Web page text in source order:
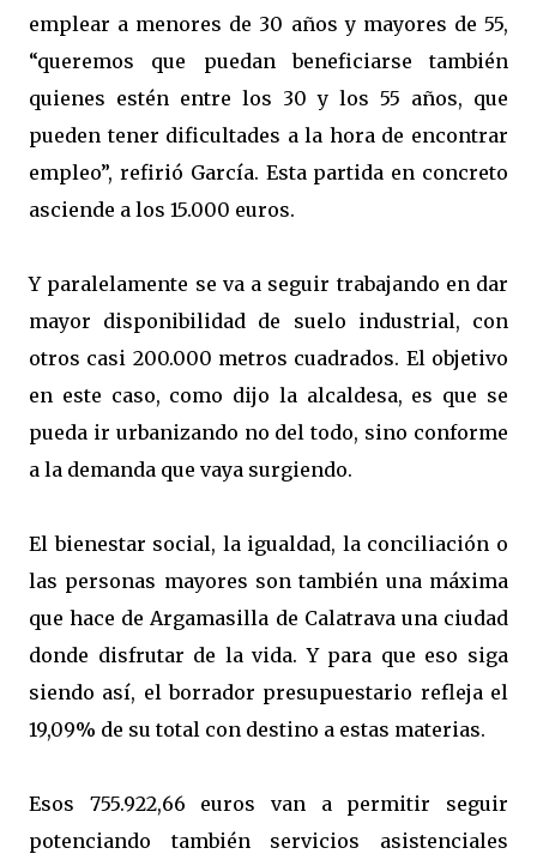
emplear a menores de 30 años y mayores de 55,
“queremos que puedan beneficiarse también
quienes estén entre los 30 y los 55 años, que
pueden tener dificultades a la hora de encontrar
empleo”, refirió García. Esta partida en concreto
asciende a los 15.000 euros.
Y paralelamente se va a seguir trabajando en dar
mayor disponibilidad de suelo industrial, con
otros casi 200.000 metros cuadrados. El objetivo
en este caso, como dijo la alcaldesa, es que se
pueda ir urbanizando no del todo, sino conforme
a la demanda que vaya surgiendo.
El bienestar social, la igualdad, la conciliación o
las personas mayores son también una máxima
que hace de Argamasilla de Calatrava una ciudad
donde disfrutar de la vida. Y para que eso siga
siendo así, el borrador presupuestario refleja el
19,09% de su total con destino a estas materias.
Esos 755.922,66 euros van a permitir seguir
potenciando también servicios asistenciales